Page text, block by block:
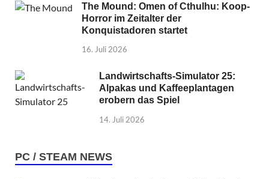
The Mound: Omen of Cthulhu: Koop-
Horror im Zeitalter der
Konquistadoren startet
16. Juli 2026
Landwirtschafts-Simulator 25:
Alpakas und Kaffeeplantagen
erobern das Spiel
14. Juli 2026
PC / STEAM NEWS